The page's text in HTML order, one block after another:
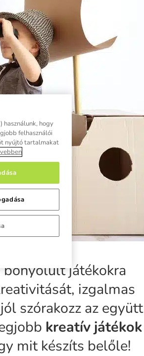
bonyolult játékokra
izgalmas
szórakozz az együtt
kreatív játékok
mit készíts belőle!
hogy
felhasználói
nyújtó tartalmakat